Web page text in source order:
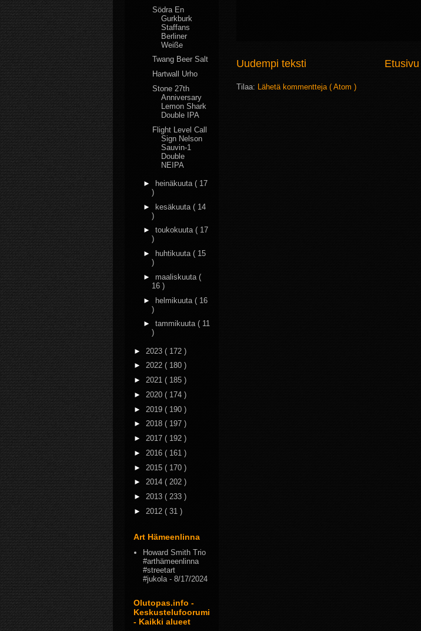
Uudempi teksti Etusivu
Tilaa: Lähetä kommentteja ( Atom )
Södra En
Gurkburk
Staffans
Berliner
Weiße
Twang Beer Salt
Hartwall Urho
Stone 27th
Anniversary
Lemon Shark
Double IPA
Flight Level Call
Sign Nelson
Sauvin-1
Double
NEIPA
► heinäkuuta ( 17
)
► kesäkuuta ( 14
)
► toukokuuta ( 17
)
►
huhtikuuta ( 15
)
► maaliskuuta (
16 )
► helmikuuta ( 16
)
► tammikuuta ( 11
)
► 2023 ( 172 )
► 2022 ( 180 )
► 2021 ( 185 )
► 2020 ( 174 )
► 2019 ( 190 )
► 2018 ( 197 )
► 2017 ( 192 )
► 2016 ( 161 )
► 2015 ( 170 )
► 2014 ( 202 )
► 2013 ( 233 )
► 2012 ( 31 )
Art Hämeenlinna
Howard Smith Trio
#arthämeenlinna
#streetart
#jukola - 8/17/2024
Olutopas.info -
Keskustelufoorumi
- Kaikki alueet